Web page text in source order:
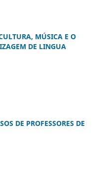
MÚSICA E O
DE LINGUA
DE PROFESSORES DE